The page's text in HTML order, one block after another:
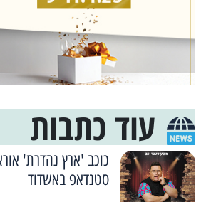
עוד כתבות
כוכב 'ארץ נהדרת'
סטנדאפ באשדוד